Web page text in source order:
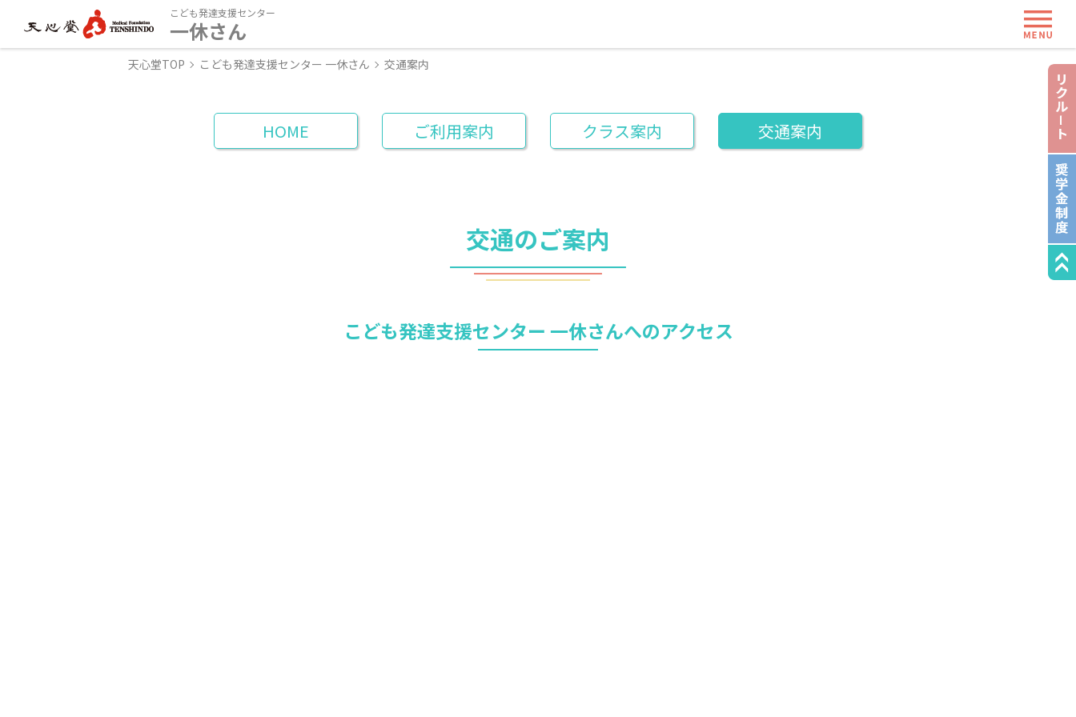
こども発達支援センター
一休さん
天心堂TOP こども発達支援センター 一休さん 交通案内
HOME ご利用案内 クラス案内 交通案内
交通のご案内
こども発達支援センター 一休さんへのアクセス